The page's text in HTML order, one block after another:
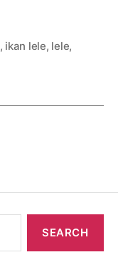
, ikan lele, lele,